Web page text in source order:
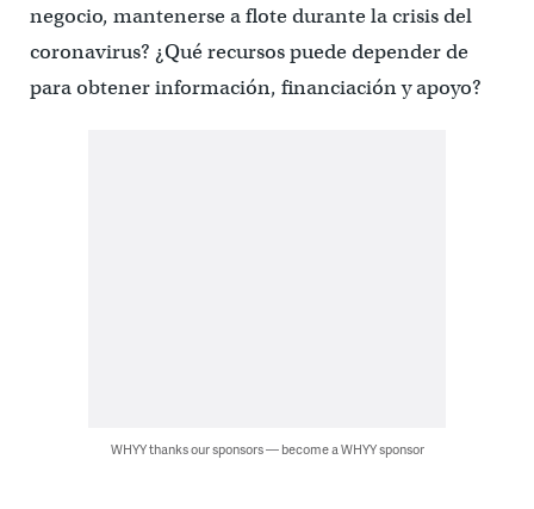
negocio, mantenerse a flote durante la crisis del
coronavirus? ¿Qué recursos puede depender de
para obtener información, financiación y apoyo?
WHYY thanks our sponsors — become a WHYY sponsor